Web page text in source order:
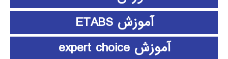
آموزش ETABS
آموزش expert choice